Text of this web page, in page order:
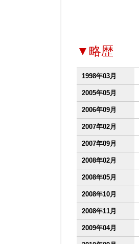
▼略歴
1998年03月
2005年05月
2006年09月
2007年02月
2007年09月
2008年02月
2008年05月
2008年10月
2008年11月
2009年04月